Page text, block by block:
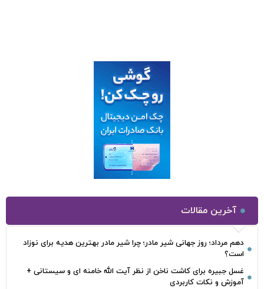
آخرین مقالات
دهم مرداد؛ روز جهانی شیر مادر؛ چرا شیر مادر بهترین هدیه برای نوزاد
است؟
غسل جبیره برای کاشت ناخن از نظر آیت الله خامنه ای و سیستانی +
آموزش و نکات کاربردی